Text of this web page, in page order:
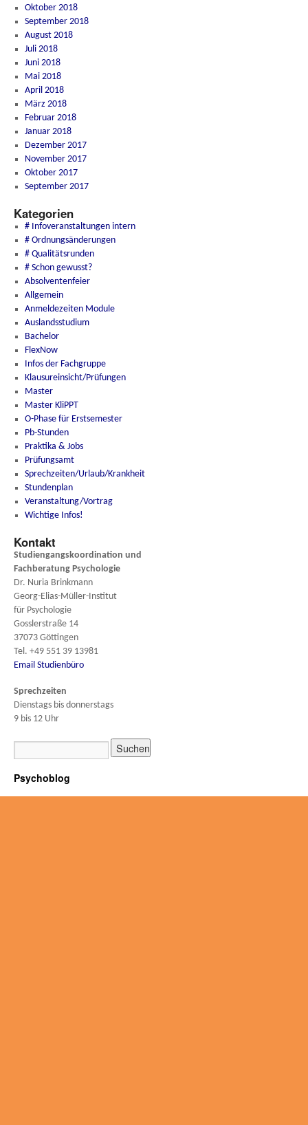
Oktober 2018
September 2018
August 2018
Juli 2018
Juni 2018
Mai 2018
April 2018
März 2018
Februar 2018
Januar 2018
Dezember 2017
November 2017
Oktober 2017
September 2017
Kategorien
# Infoveranstaltungen intern
# Ordnungsänderungen
# Qualitätsrunden
# Schon gewusst?
Absolventenfeier
Allgemein
Anmeldezeiten Module
Auslandsstudium
Bachelor
FlexNow
Infos der Fachgruppe
Klausureinsicht/Prüfungen
Master
Master KliPPT
O-Phase für Erstsemester
Pb-Stunden
Praktika & Jobs
Prüfungsamt
Sprechzeiten/Urlaub/Krankheit
Stundenplan
Veranstaltung/Vortrag
Wichtige Infos!
Kontakt
Studiengangskoordination und
Fachberatung Psychologie
Dr. Nuria Brinkmann
Georg-Elias-Müller-Institut
für Psychologie
Gosslerstraße 14
37073 Göttingen
Tel. +49 551 39 13981
Email Studienbüro
Sprechzeiten
Dienstags bis donnerstags
9 bis 12 Uhr
Psychoblog